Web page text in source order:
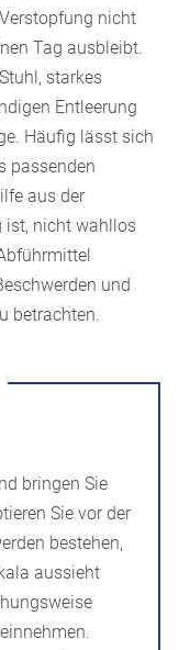
nicht
Tag ausbleibt.
starkes
Entleerung
Häufig lässt sich
passenden
aus der
ist, nicht wahllos
und
betrachten.
bringen Sie
Sie vor der
bestehen,
aussieht